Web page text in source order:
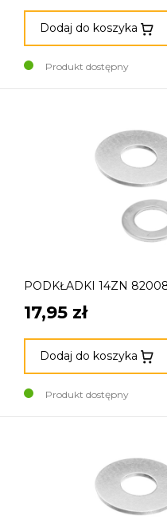
Dodaj do koszyka
Produkt dostępny
PODKŁADKI 14ZN
17,95 zł
Dodaj do koszyka
Produkt dostępny